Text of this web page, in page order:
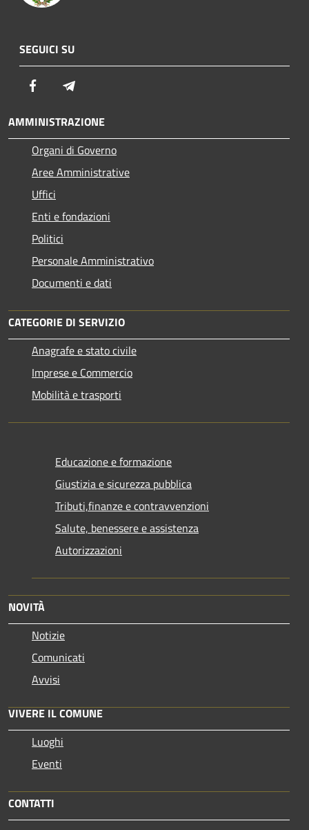
SEGUICI SU
Facebook
AMMINISTRAZIONE
Organi di Governo
Aree Amministrative
Uffici
Enti e fondazioni
Politici
Personale Amministrativo
Documenti e dati
CATEGORIE DI SERVIZIO
Anagrafe e stato civile
Imprese e Commercio
Mobilità e trasporti
Educazione e formazione
Giustizia e sicurezza pubblica
Tributi,finanze e contravvenzioni
Salute, benessere e assistenza
Autorizzazioni
NOVITÀ
Notizie
Comunicati
Avvisi
VIVERE IL COMUNE
Luoghi
Eventi
CONTATTI